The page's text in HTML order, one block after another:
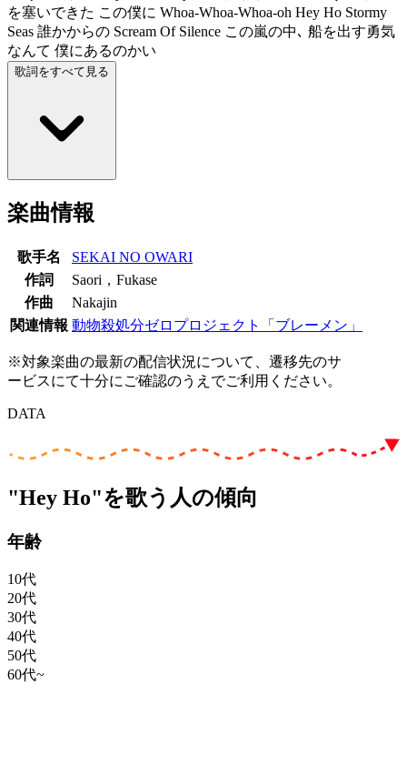
を塞いできた この僕に Whoa-Whoa-Whoa-oh Hey Ho Stormy
Seas 誰かからの Scream Of Silence この嵐の中､ 船を出す勇気
なんて 僕にあるのかい
歌詞をすべて見る
楽曲情報
歌手名
SEKAI NO OWARI
作詞
Saori，Fukase
作曲
Nakajin
関連情報 動物殺処分ゼロプロジェクト「ブレーメン」
※対象楽曲の最新の配信状況について、遷移先のサ
ービスにて十分にご確認のうえでご利用ください。
DATA
"Hey Ho"を歌う人の傾向
年齢
10代
20代
30代
40代
50代
60代~